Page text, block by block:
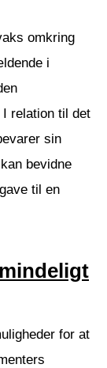
omkring
i
relation til det
sin
bevidne
til en
for at